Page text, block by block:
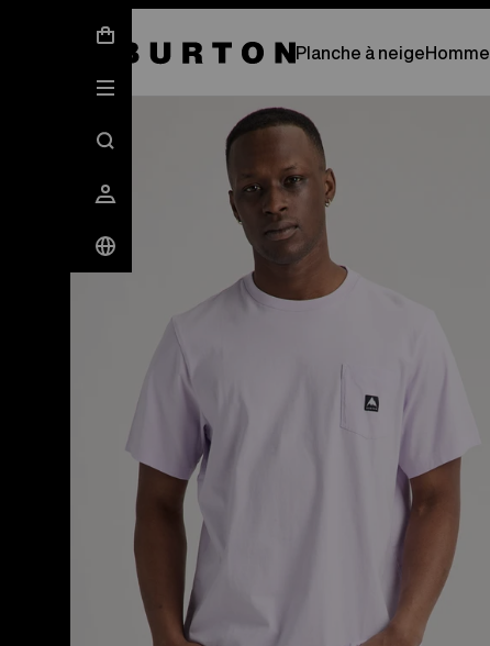
Planche à neigeHomme
Les experts de Burton expliquent tout